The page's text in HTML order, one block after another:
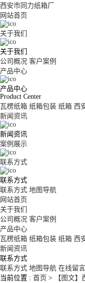
西安市同力纸箱厂
网站首页
关于我们
关于我们
公司概况 客户案例
产品中心
产品中心
Product Center
瓦楞纸箱 纸箱包装 纸箱 西
新闻资讯
新闻资讯
案例展示
联系方式
联系方式
联系方式 地图导航
网站首页
关于我们
公司概况 客户案例
产品中心
瓦楞纸箱 纸箱包装 纸箱 西
新闻资讯
联系方式
联系方式 地图导航 在线留言
当前位置 : 首页 >
【图文